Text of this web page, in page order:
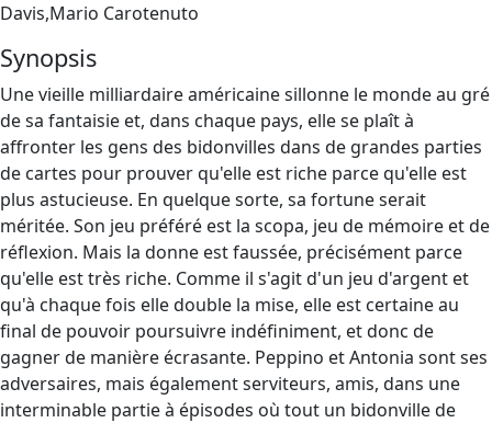
Davis,Mario Carotenuto
Synopsis
Une vieille milliardaire américaine sillonne le monde au gré
de sa fantaisie et, dans chaque pays, elle se plaît à
affronter les gens des bidonvilles dans de grandes parties
de cartes pour prouver qu'elle est riche parce qu'elle est
plus astucieuse. En quelque sorte, sa fortune serait
méritée. Son jeu préféré est la scopa, jeu de mémoire et de
réflexion. Mais la donne est faussée, précisément parce
qu'elle est très riche. Comme il s'agit d'un jeu d'argent et
qu'à chaque fois elle double la mise, elle est certaine au
final de pouvoir poursuivre indéfiniment, et donc de
gagner de manière écrasante. Peppino et Antonia sont ses
adversaires, mais également serviteurs, amis, dans une
interminable partie à épisodes où tout un bidonville de